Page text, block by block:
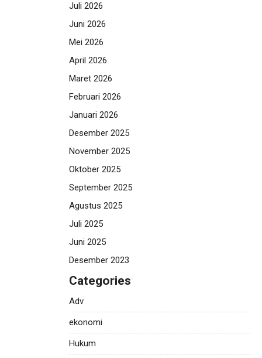
Juli 2026
Juni 2026
Mei 2026
April 2026
Maret 2026
Februari 2026
Januari 2026
Desember 2025
November 2025
Oktober 2025
September 2025
Agustus 2025
Juli 2025
Juni 2025
Desember 2023
Categories
Adv
ekonomi
Hukum